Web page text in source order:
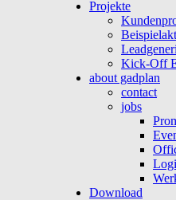
Projekte
Kick-Off
about gadplan
contact
jobs
Download